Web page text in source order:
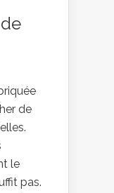
de
le
pas.